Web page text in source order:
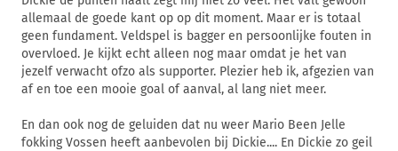
allemaal de goede kant op op dit moment. Maar er is totaal
geen fundament. Veldspel is bagger en persoonlijke fouten in
overvloed. Je kijkt echt alleen nog maar omdat je het van
jezelf verwacht ofzo als supporter. Plezier heb ik, afgezien van
af en toe een mooie goal of aanval, al lang niet meer.
En dan ook nog de geluiden dat nu weer Mario Been Jelle
fokking Vossen heeft aanbevolen bij Dickie.... En Dickie zo geil